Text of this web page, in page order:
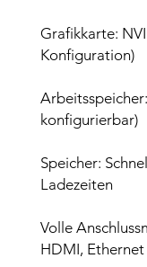
Grafikkarte:
Konfiguration)
konfigurierbar)
Speicher:
Ladezeiten
Volle
HDMI, Ethernet